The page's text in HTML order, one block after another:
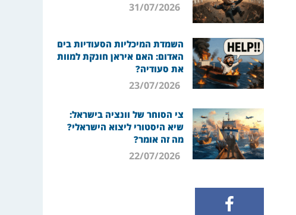
31/07/2026
השמדת המיכליות הסעודיות בים
האדום: האם איראן חונקת למוות
את סעודיה?
23/07/2026
צי הסוחר של וונציה בישראל:
שיא היסטורי ליצוא הישראלי?
מה זה אומר?
22/07/2026